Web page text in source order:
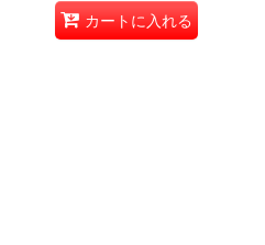
カートに入れる